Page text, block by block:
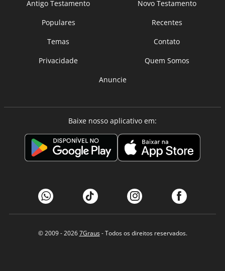
Antigo Testamento
Novo Testamento
Populares
Recentes
Temas
Contato
Privacidade
Quem Somos
Anuncie
Baixe nosso aplicativo em:
© 2009 - 20267Graus- Todos os direitos reservados.